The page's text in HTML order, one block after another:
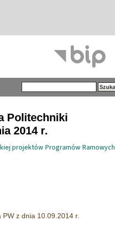
Politechniki
2014 r.
projektów Programów Ramowych
z dnia 10.09.2014 r.